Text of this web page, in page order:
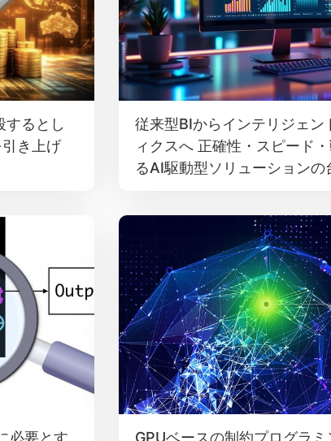
するとし
き上げ
従来型BIからインテリジェン
ィクスへ 正確性・スピード
るAI駆動型ソリューションの